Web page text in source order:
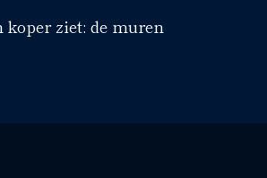
koper ziet: de muren